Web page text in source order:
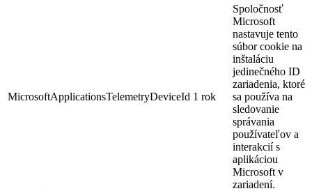
MicrosoftApplicationsTelemetryDeviceId 1 rok
Spoločnosť
Microsoft
nastavuje tento
súbor cookie na
inštaláciu
jedinečného ID
zariadenia, ktoré
sa používa na
sledovanie
správania
používateľov a
interakcií s
aplikáciou
Microsoft v
zariadení.